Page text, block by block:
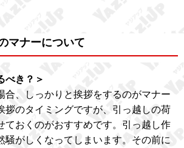
マナーについて
べき？＞
合、しっかりと挨拶をするのがマナー
拶のタイミングですが、引っ越しの荷
ておくのがおすすめです。引っ越し作
騒がしくなってしまいます。その前に